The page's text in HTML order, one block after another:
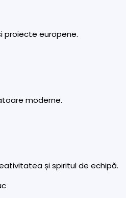
proiecte europene.
moderne.
și spiritul de echipă.